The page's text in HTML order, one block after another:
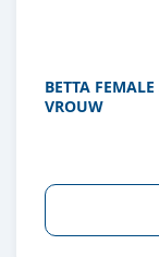
BETTA
VROUW